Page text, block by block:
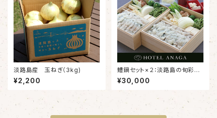
淡路島産 玉ねぎ（3kg)
¥2,200
鱧鍋セット×２：淡路島の旬彩便
（4名様分）
¥30,000